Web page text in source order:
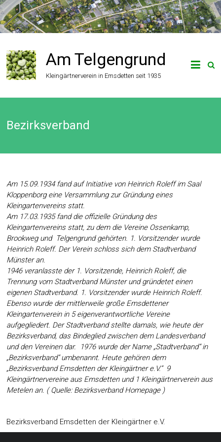
Zum
Inhalt
springen
Am Telgengrund
Kleingärtnerverein in Emsdetten seit 1935
Bezirksverband
Am 15.09.1934 fand auf Initiative von Heinrich Roleff im Saal
Kloppenborg eine Versammlung zur Gründung eines
Kleingartenvereins statt.
Am 17.03.1935 fand die offizielle Gründung des
Kleingartenvereins statt, zu dem die Vereine Ossenkamp,
Brookweg und Telgengrund gehörten. 1. Vorsitzender wurde
Heinrich Roleff. Der Verein schloss sich dem Stadtverband
Münster an.
1946 veranlasste der 1. Vorsitzende, Heinrich Roleff, die
Trennung vom Stadtverband Münster und gründetet einen
eigenen Stadtverband. 1. Vorsitzender wurde Heinrich Roleff.
Ebenso wurde der mittlerweile große Emsdettener
Kleingartenverein in 5 eigenverantwortliche Vereine
aufgegliedert. Der Stadtverband stellte damals, wie heute der
Bezirksverband, das Bindeglied zwischen dem Landesverband
und den Vereinen dar. 1976 wurde der Name „Stadtverband“ in
„Bezirksverband“ umbenannt. Heute gehören dem
„Bezirksverband Emsdetten der Kleingärtner e.V.“ 9
Kleingärtnervereine aus Emsdetten und 1 Kleingärtnerverein aus
Metelen an. ( Quelle: Bezirksverband Homepage )
Bezirksverband Emsdetten der Kleingärtner e.V.